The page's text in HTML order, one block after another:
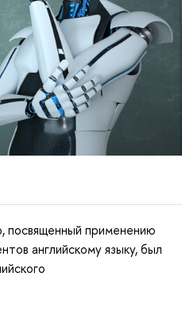
посвященный применению
английскому языку, был